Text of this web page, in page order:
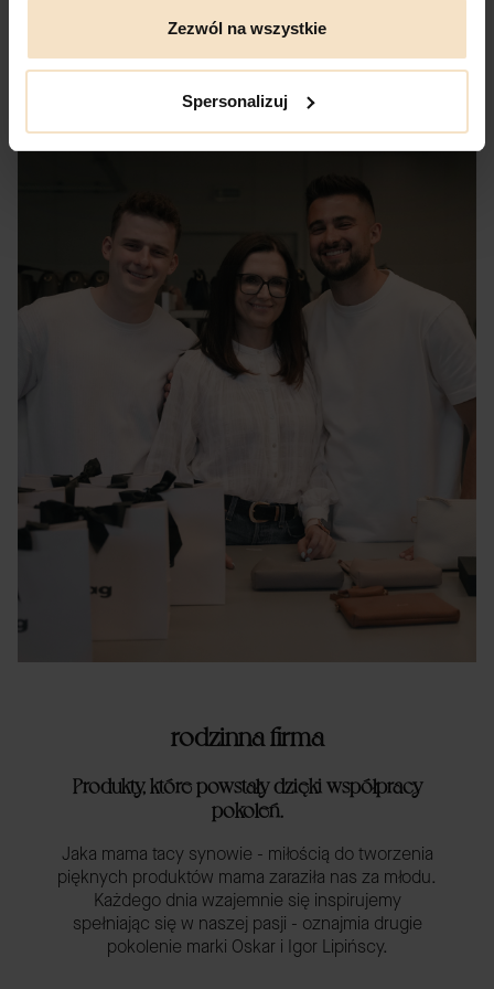
Zezwól na wszystkie
Spersonalizuj
rodzinna firma
Produkty, które powstały dzięki współpracy
pokoleń.
Jaka mama tacy synowie - miłością do tworzenia
pięknych produktów mama zaraziła nas za młodu.
Każdego dnia wzajemnie się inspirujemy
spełniając się w naszej pasji - oznajmia drugie
pokolenie marki Oskar i Igor Lipińscy.